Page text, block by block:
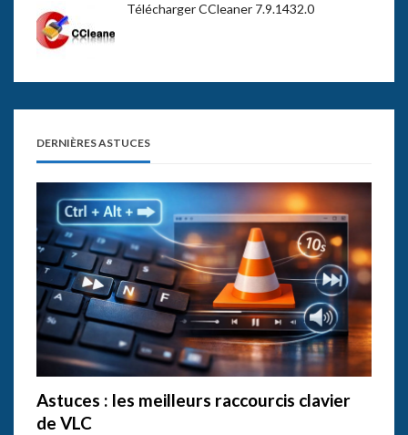
Télécharger CCleaner 7.9.1432.0
DERNIÈRES ASTUCES
Astuces : les meilleurs raccourcis clavier
de VLC